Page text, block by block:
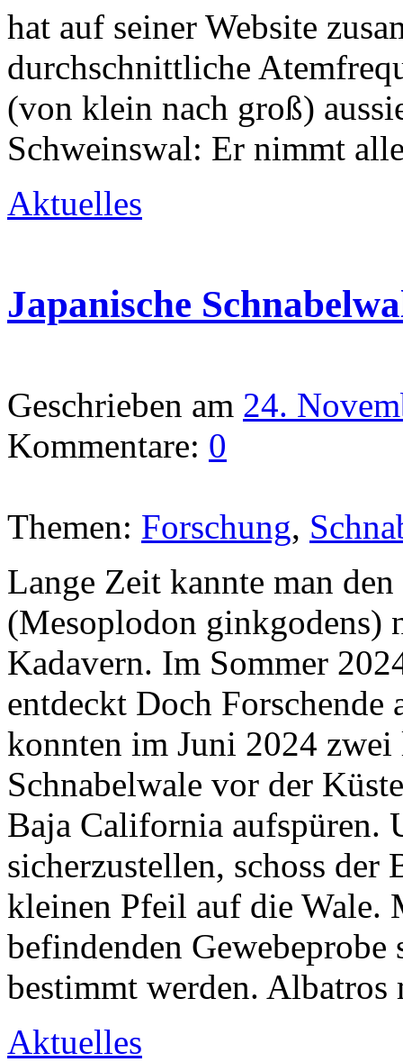
hat auf seiner Website
durchschnittliche
(von klein nach groß)
Schweinswal: Er nimmt
Aktuelles
Japanische
Geschrieben am 24.
Kommentare: 0
Themen: Forschung,
Lange Zeit kannte man
(Mesoplodon ginkgodens)
Kadavern. Im Sommer
entdeckt Doch
konnten im Juni 2024 zwei
Schnabelwale vor der
Baja California aufspüren.
sicherzustellen, schoss
kleinen Pfeil auf die Wale.
befindenden
bestimmt werden.
Aktuelles